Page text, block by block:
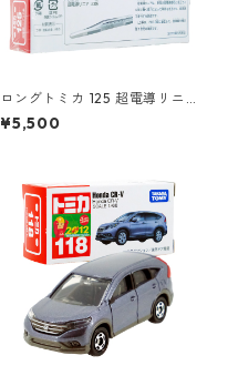
ロングトミカ 125 超電導リニ
ア L0系 #10824619
¥5,500